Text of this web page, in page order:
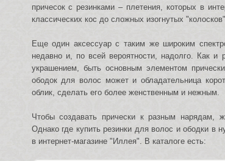
причесок с резинками – плетения, которых в
классических кос до сложных изогнутых
Еще один аксессуар с таким же широким
недавно и, по всей вероятности, надолго. Как
украшением, быть основным элементом
ободок для волос может и обладательница
облик, сделать его более женственным и нежным.
Чтобы создавать прически к разным нарядам,
Однако где купить резинки для волос и ободки в
в интернет-магазине "Иллея". В каталоге есть: